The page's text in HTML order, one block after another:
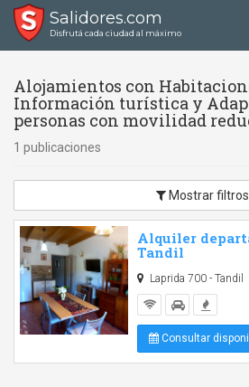
Salidores.com
Disfrutá cada ciudad al máximo
Alojamientos con
Información turística y
personas con movilidad
1 publicaciones
Mostrar filtros
Alquiler
Tandil
Laprida 700 - Tandil
Consultar